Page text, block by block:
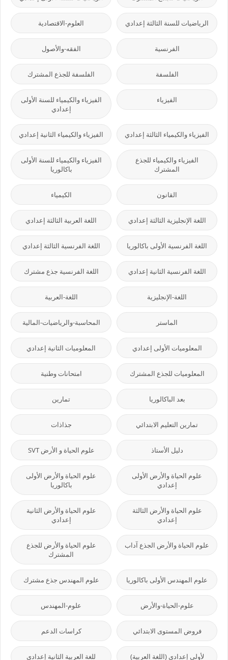
الرياضيات للسنة الثالثة إعدادي العلوم-الاقتصادية
الفرنسية الفقه-والأصول
الفلسفة الفلسفة للجذع المشترك
الفيزياء
الفيزياء والكيمياء للسنة الأولى
إعدادي
الفيزياء والكيمياء الثالثة إعدادي الفيزياء والكيمياء الثانية إعدادي
الفيزياء والكيمياء للجذع
المشترك
الفيزياء والكيمياء للسنة الأولى
باكالوريا
القانون الكيمياء
اللغة الإنجليزية الثالثة إعدادي اللغة العربية الثالثة إعدادي
اللغة الفرنسية الأولى باكالوريا اللغة الفرنسية الثالثة إعدادي
اللغة الفرنسية الثانية إعدادي اللغة الفرنسية جذع مشترك
اللغة-الإنجليزية اللغة-العربية
الماستر المحاسبة-والرياضيات-المالية
المعلوميات الأولى إعدادي المعلوميات الثانية إعدادي
المعلوميات للجذع المشترك امتحانات وطنية
بعد الباكالوريا تمارين
تمارين التعليم الابتدائي جذاذات
دليل الأستاذ علوم الحياة و الأرض SVT
علوم الحياة والأرض الأولى
إعدادي
علوم الحياة والأرض الأولى
باكالوريا
علوم الحياة والأرض الثالثة
إعدادي
علوم الحياة والأرض الثانية
إعدادي
علوم الحياة والأرض الجذع آداب
علوم الحياة والأرض للجذع
المشترك
علوم المهندس الأولى باكالوريا علوم المهندس جذع مشترك
علوم-الحياة-والأرض علوم-المهندس
فروض المستوى الابتدائي كراسات الدعم
لأولى إعدادي (اللغة العربية) للغة العربية الثانية إعدادي